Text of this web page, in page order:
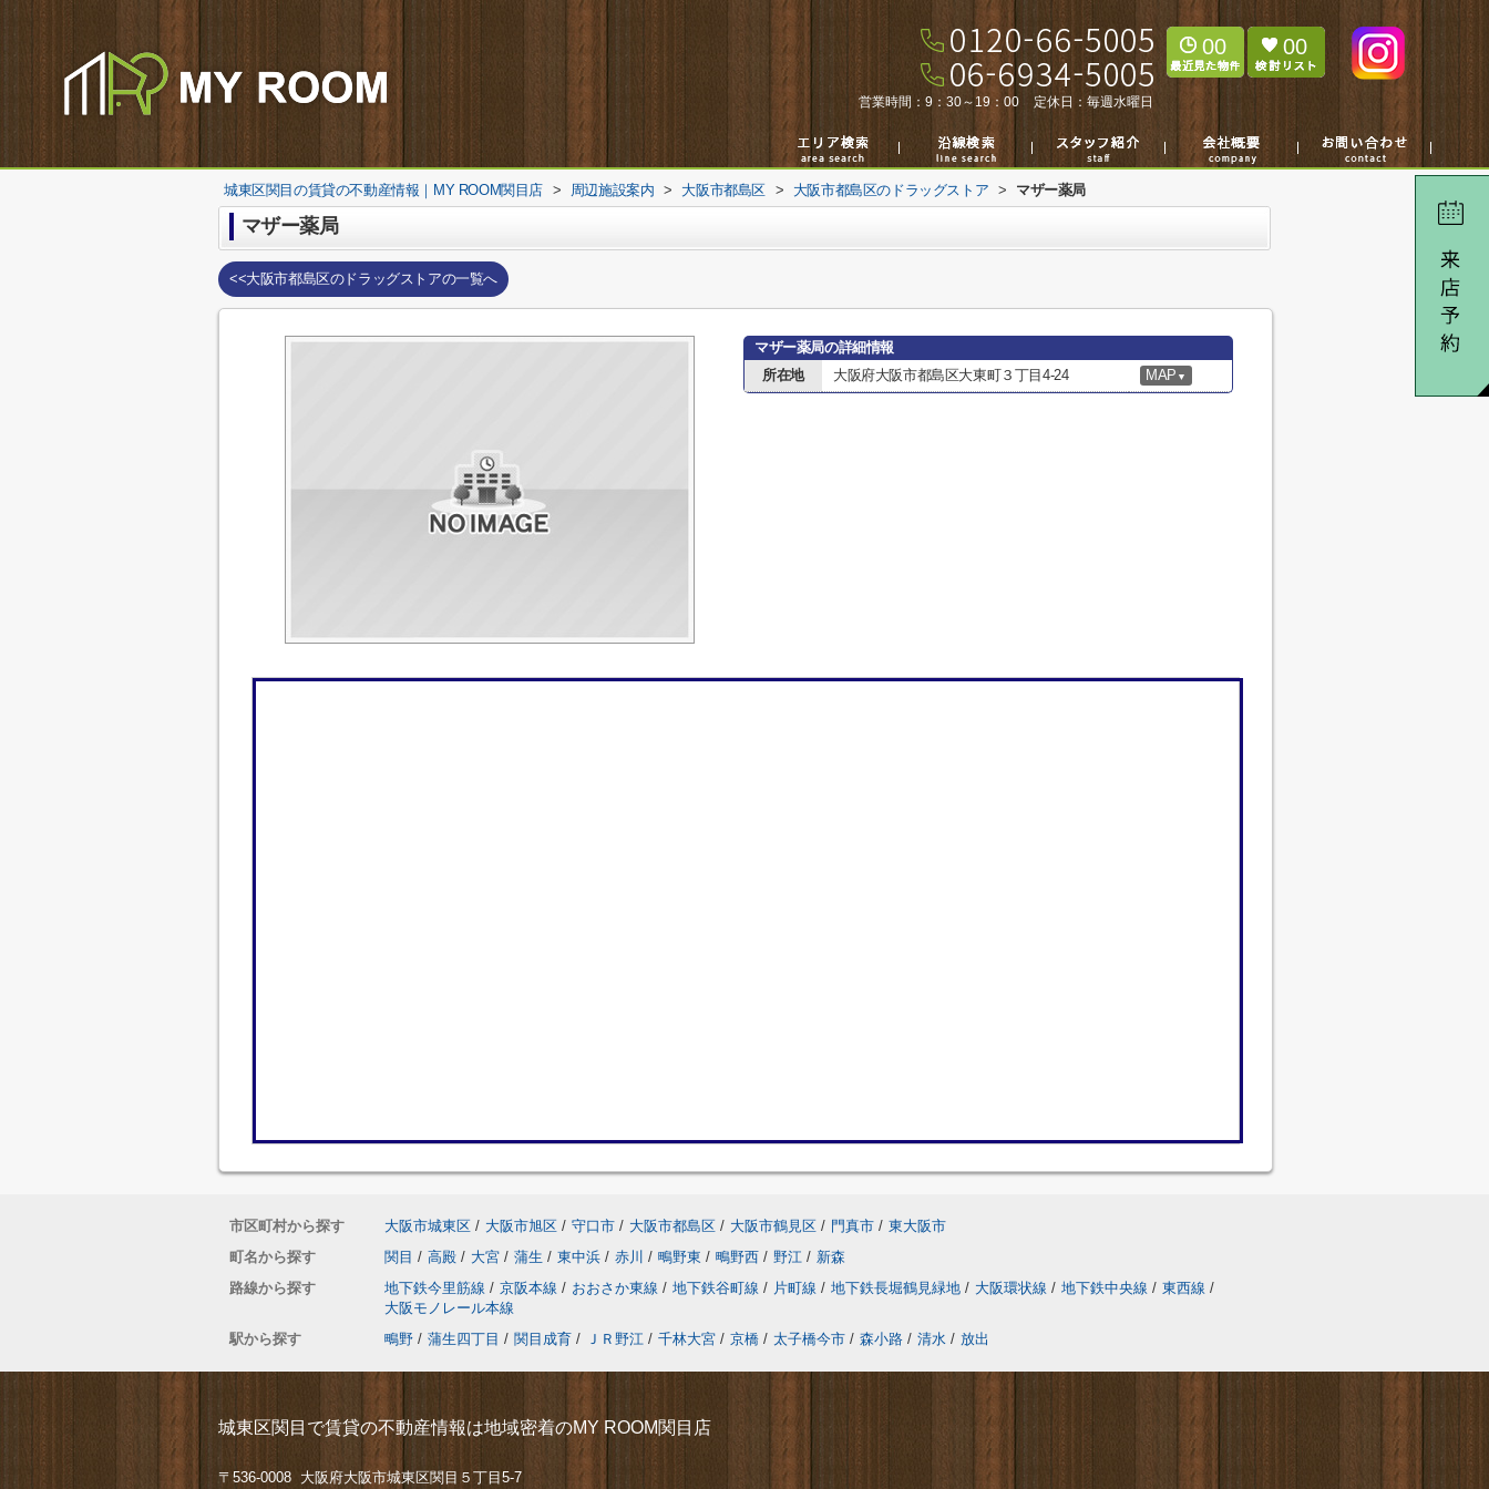
営業時間： 9：30～19：00 定休日： 毎週水曜日
00 00
城東区関目の賃貸の不動産情報｜MY ROOM関目店 > 周辺施設案内 > 大阪市都島区 > 大阪市都島区のドラッグストア > マザー薬局
マザー薬局
<<大阪市都島区のドラッグストアの一覧へ
マザー薬局の詳細情報
所在地
大阪府大阪市都島区大東町３丁目4-24 MAP ▼
市区町村から探す 大阪市城東区 / 大阪市旭区 / 守口市 / 大阪市都島区 / 大阪市鶴見区 / 門真市 / 東大阪市
町名から探す
関目 / 高殿 / 大宮 / 蒲生 / 東中浜 / 赤川 / 鴫野東 / 鴫野西 / 野江 / 新森
路線から探す
地下鉄今里筋線 / 京阪本線 / おおさか東線 / 地下鉄谷町線 / 片町線 / 地下鉄長堀鶴見緑地 / 大阪環状線 / 地下鉄中央線 / 東西線 /
大阪モノレール本線
駅から探す
鴫野 / 蒲生四丁目 / 関目成育 / ＪＲ野江 / 千林大宮 / 京橋 / 太子橋今市 / 森小路 / 清水 / 放出
城東区関目で賃貸の不動産情報は地域密着のMY ROOM関目店
〒536-0008 大阪府大阪市城東区関目５丁目5-7